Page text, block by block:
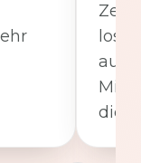
Zeit
die